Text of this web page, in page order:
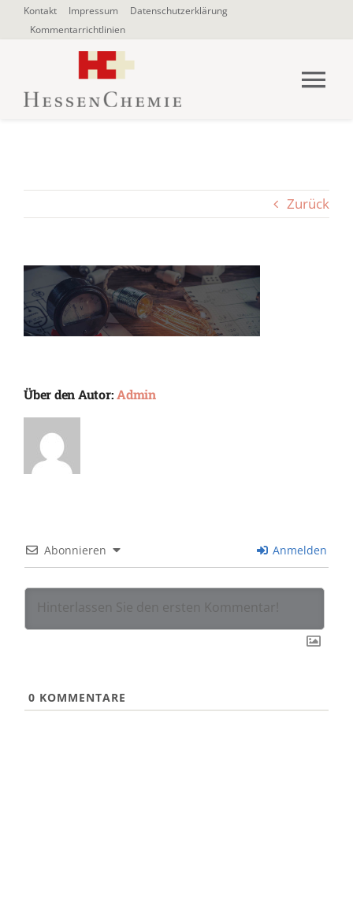
Zum
Inhalt
Kontakt Impressum
Datenschutzerklärung
Kommentarrichtlinien
Über uns
SUCHE
NACH:
Zurück
Über den Autor:Admin
Abonnieren Anmelden
0 KOMMENTARE